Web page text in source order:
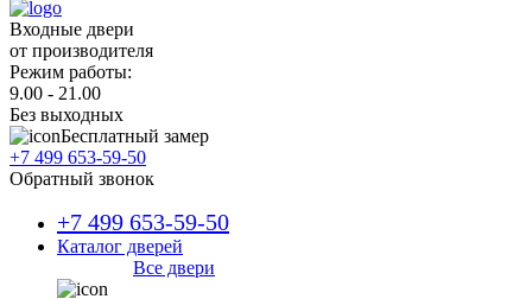
Входные двери
от производителя
Режим работы:
9.00 - 21.00
Без выходных
Бесплатный замер
+7 499 653-59-50
Обратный звонок
+7 499 653-59-50
Каталог дверей
Все двери